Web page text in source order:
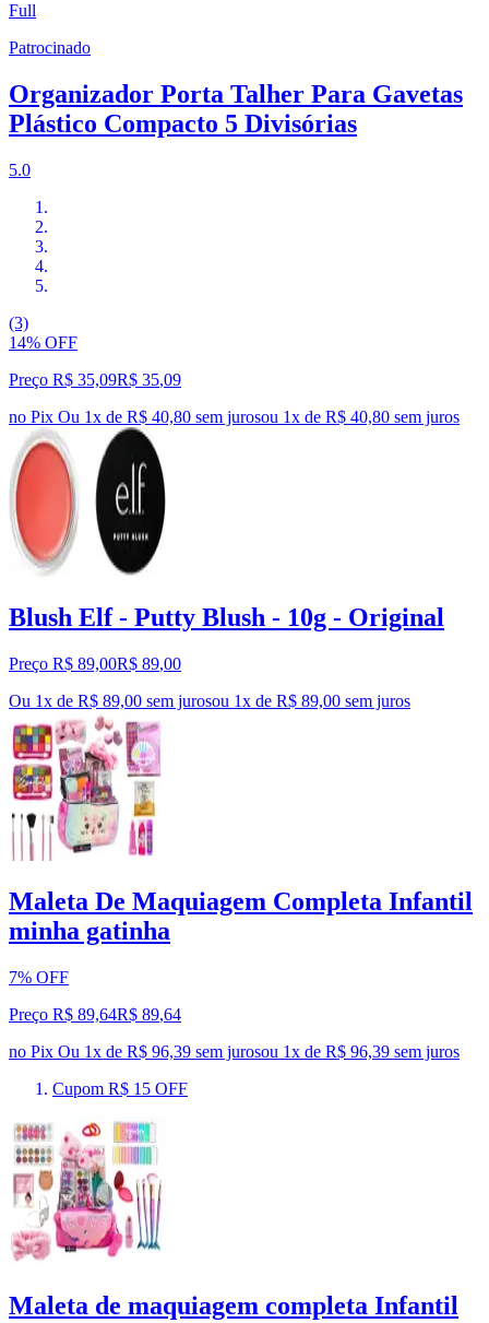
Full
Patrocinado
Organizador Porta Talher Para Gavetas
Plástico Compacto 5 Divisórias
5.0
(3)
14% OFF
Preço R$ 35,09R$ 35,09
no Pix Ou 1x de R$ 40,80 sem jurosou 1x de R$ 40,80 sem juros
Blush Elf - Putty Blush - 10g - Original
Preço R$ 89,00R$ 89,00
Ou 1x de R$ 89,00 sem jurosou 1x de R$ 89,00 sem juros
Maleta De Maquiagem Completa Infantil
minha gatinha
7% OFF
Preço R$ 89,64R$ 89,64
no Pix Ou 1x de R$ 96,39 sem jurosou 1x de R$ 96,39 sem juros
Cupom R$ 15 OFF
Maleta de maquiagem completa Infantil